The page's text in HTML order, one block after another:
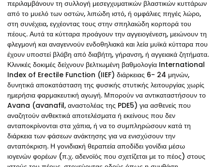
περιλαμβάνουν τη συλλογή μεσεγχυματικών βλαστικών κυττάρων
από το μυελό των οστών, λιπώδη ιστό, ή ομφάλιες πηγές λώρο,
στη συνέχεια, εγχέοντας τους στην σπηλαιώδη κορπορά του
πέους. Αυτά τα κύτταρα προάγουν την αγγειογένεση, μειώνουν τη
φλεγμονή και αναγεννούν ενδοθηλιακά και λεία μυϊκά κύτταρα που
έχουν υποστεί βλάβη από διαβήτη, γήρανση, ή αγγειακά ζητήματα.
Κλινικές δοκιμές δείχνουν βελτιωμένη βαθμολογία International
Index of Erectile Function (IIEF) διάρκειας 6- 24 μηνών,
δυνητικά αποκατάσταση της φυσικής στυτικής λειτουργίας χωρίς
ημερήσια φαρμακευτική αγωγή. Μπορούν να αντικαταστήσουν το
Avana (avanafil, αναστολέας της PDE5) για ασθενείς που
αναζητούν ανθεκτικά αποτελέσματα ή εκείνους που δεν
ανταποκρίνονται στα χάπια, ή να το συμπληρώσουν κατά τη
διάρκεια των φάσεων ανάκτησης για να ενισχύσουν την
ανταπόκριση. Η γονιδιακή θεραπεία αποδίδει γονίδια μέσω
ιογενών φορέων (π.χ. αδενοϊός που σχετίζεται με το πέος) στους